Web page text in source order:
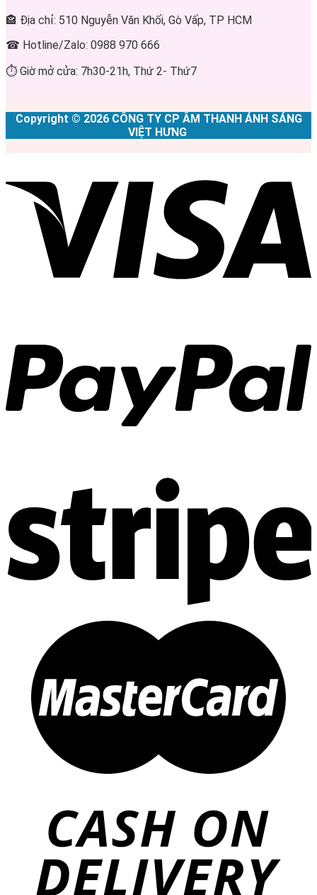
🏤 Địa chỉ: 510 Nguyễn Văn Khối, Gò Vấp, TP HCM
☎ Hotline/Zalo: 0988 970 666
⏱ Giờ mở cửa: 7h30-21h, Thứ 2- Thứ7
Copyright © 2026 CÔNG TY CP ÂM THANH ÁNH SÁNG
VIỆT HƯNG